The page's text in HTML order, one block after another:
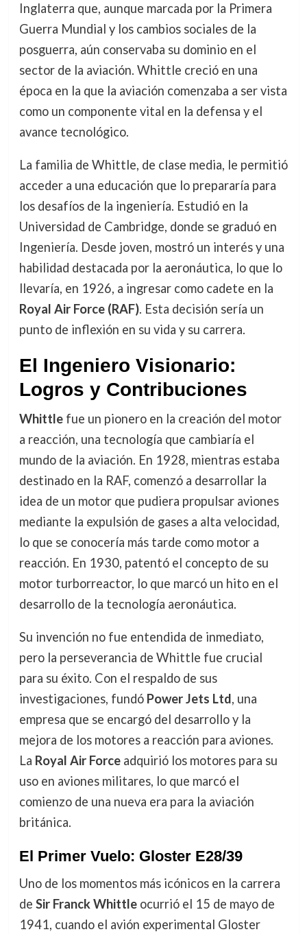
Inglaterra que, aunque marcada por la Primera
Guerra Mundial y los cambios sociales de la
posguerra, aún conservaba su dominio en el
sector de la aviación. Whittle creció en una
época en la que la aviación comenzaba a ser vista
como un componente vital en la defensa y el
avance tecnológico.
La familia de Whittle, de clase media, le permitió
acceder a una educación que lo prepararía para
los desafíos de la ingeniería. Estudió en la
Universidad de Cambridge, donde se graduó en
Ingeniería. Desde joven, mostró un interés y una
habilidad destacada por la aeronáutica, lo que lo
llevaría, en 1926, a ingresar como cadete en la
Royal Air Force (RAF). Esta decisión sería un
punto de inflexión en su vida y su carrera.
El Ingeniero Visionario:
Logros y Contribuciones
Whittlefue un pionero en la creación del motor
a reacción, una tecnología que cambiaría el
mundo de la aviación. En 1928, mientras estaba
destinado en la RAF, comenzó a desarrollar la
idea de un motor que pudiera propulsar aviones
mediante la expulsión de gases a alta velocidad,
lo que se conocería más tarde como motor a
reacción. En 1930, patentó el concepto de su
motor turborreactor, lo que marcó un hito en el
desarrollo de la tecnología aeronáutica.
Su invención no fue entendida de inmediato,
pero la perseverancia de Whittle fue crucial
para su éxito. Con el respaldo de sus
investigaciones, fundó Power Jets Ltd, una
empresa que se encargó del desarrollo y la
mejora de los motores a reacción para aviones.
La Royal Air Forceadquirió los motores para su
uso en aviones militares, lo que marcó el
comienzo de una nueva era para la aviación
británica.
El Primer Vuelo: Gloster E28/39
Uno de los momentos más icónicos en la carrera
de Sir Franck Whittleocurrió el 15 de mayo de
1941, cuando el avión experimental Gloster